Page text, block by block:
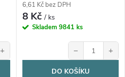
+
6,61 Kč bez DPH
8 Kč/ ks
Skladem 9841 ks
− +
DO KOŠÍKU